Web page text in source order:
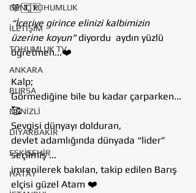
GENÇ TOHUMLUK
İLETİŞİM
TOHUMLUK TV
ANKARA
BURSA
DENİZLİ
DİYARBAKIR
ESKİŞEHİR
HATAY
💚🇹🇷
“İçeriye girince elinizi kalbimizin
üzerine koyun" diyordu  aydın yüzlü
öğretmen...❤️
Kalp;
Görmediğine bile bu kadar çarparken...
🥰
Sevgisi dünyayı dolduran,
devlet adamlığında dünyada “lider”
seçilmiş ...
imrenilerek bakılan, takip edilen Barış
elçisi güzel Atam ❤️